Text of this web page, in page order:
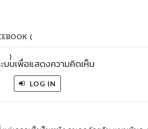
(
)
ะบบเพื่อแสดงความคิดเห็น
LOG IN